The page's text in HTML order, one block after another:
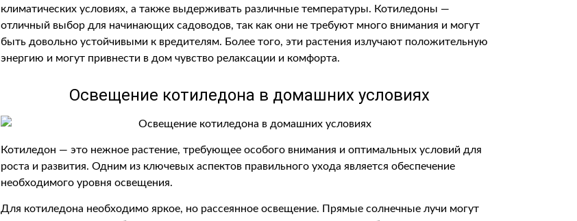
климатических условиях, а также выдерживать различные температуры. Котиледоны —
отличный выбор для начинающих садоводов, так как они не требуют много внимания и могут
быть довольно устойчивыми к вредителям. Более того, эти растения излучают положительную
энергию и могут привнести в дом чувство релаксации и комфорта.
Освещение котиледона в домашних условиях
Котиледон — это нежное растение, требующее особого внимания и оптимальных условий для
роста и развития. Одним из ключевых аспектов правильного ухода является обеспечение
необходимого уровня освещения.
Для котиледона необходимо яркое, но рассеянное освещение. Прямые солнечные лучи могут